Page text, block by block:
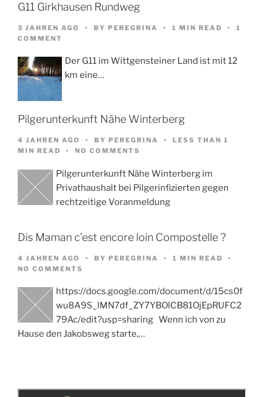
G11 Girkhausen Rundweg
3 JAHREN AGO BY PEREGRINA 1 MIN READ
1
COMMENT
Der G11 im Wittgensteiner Land ist mit 12
km eine…
Pilgerunterkunft Nähe Winterberg
4 JAHREN AGO BY PEREGRINA
LESS THAN 1
MIN READ
NO COMMENTS
Pilgerunterkunft Nähe Winterberg im
Privathaushalt bei Pilgerinfizierten gegen
rechtzeitige Voranmeldung
Dis Maman c’est encore loin Compostelle ?
4 JAHREN AGO BY PEREGRINA
1 MIN READ
NO COMMENTS
https://docs.google.com/document/d/15cs0f
wu8A9S_lMN7df_ZY7YBOlCB81OjEpRUFC2
79Ac/edit?usp=sharing Wenn ich von zu
Hause den Jakobsweg starte,…